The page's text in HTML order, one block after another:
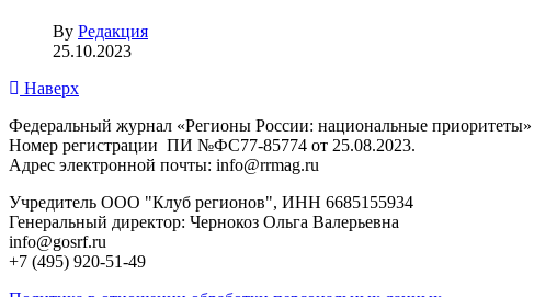
By Редакция
25.10.2023
Наверх
Федеральный журнал «Регионы России: национальные приоритеты»
Номер регистрации ПИ №ФС77-85774 от 25.08.2023.
Адрес электронной почты: info@rrmag.ru
Учредитель ООО "Клуб регионов", ИНН 6685155934
Генеральный директор: Чернокоз Ольга Валерьевна
info@gosrf.ru
+7 (495) 920-51-49